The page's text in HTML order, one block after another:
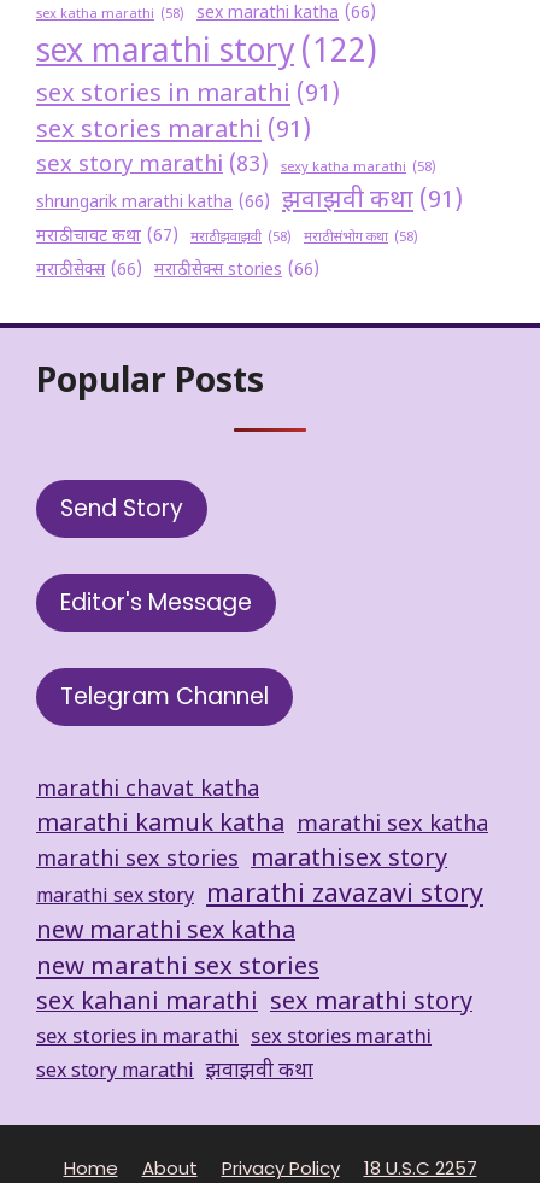
sex katha marathi (58) sex marathi katha (66)
sex marathi story (122)
sex stories in marathi (91)
sex stories marathi (91)
sex story marathi (83) sexy katha marathi (58)
shrungarik marathi katha (66) झवाझवी कथा (91)
मराठी चावट कथा (67) मराठी झवाझवी (58) मराठी संभोग कथा (58)
मराठी सेक्स (66) मराठी सेक्स stories (66)
Popular Posts
Send Story
Editor's Message
Telegram Channel
marathi chavat katha
marathi kamuk katha marathi sex katha
marathi sex stories marathisex story
marathi sex story marathi zavazavi story
new marathi sex katha
new marathi sex stories
sex kahani marathi sex marathi story
sex stories in marathi sex stories marathi
sex story marathi झवाझवी कथा
Home About Privacy Policy 18 U.S.C 2257